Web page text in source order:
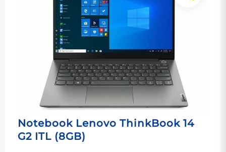
Notebook Lenovo ThinkBook 14
G2 ITL (8GB)